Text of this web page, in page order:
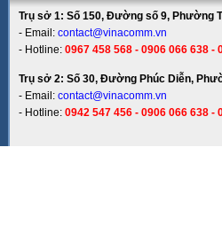
Trụ sở 1: Số 150, Đường số 9, Phường
- Email: contact@vinacomm.vn
- Hotline: 0967 458 568 - 0906 066 638 -
Trụ sở 2: Số 30, Đường Phúc Diễn,
- Email: contact@vinacomm.vn
- Hotline: 0942 547 456 - 0906 066 638 -